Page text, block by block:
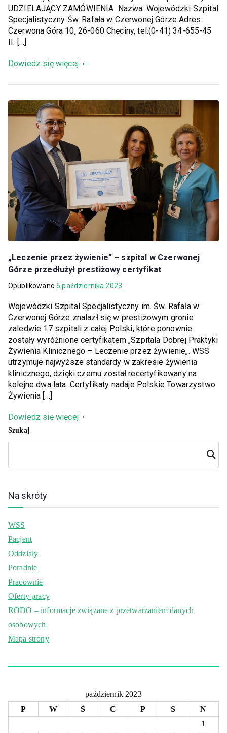
UDZIELAJĄCY ZAMÓWIENIA Nazwa: Wojewódzki Szpital
Specjalistyczny Św. Rafała w Czerwonej Górze Adres:
Czerwona Góra 10, 26-060 Chęciny, tel:(0-41) 34-655-45
II. […]
Dowiedz się więcej
„Leczenie przez żywienie” – szpital w Czerwonej
Górze przedłużył prestiżowy certyfikat
Opublikowano6 października 2023
Wojewódzki Szpital Specjalistyczny im. Św. Rafała w
Czerwonej Górze znalazł się w prestiżowym gronie
zaledwie 17 szpitali z całej Polski, które ponownie
zostały wyróżnione certyfikatem „Szpitala Dobrej Praktyki
Żywienia Klinicznego – Leczenie przez żywienie„. WSS
utrzymuje najwyższe standardy w zakresie żywienia
klinicznego, dzięki czemu został recertyfikowany na
kolejne dwa lata. Certyfikaty nadaje Polskie Towarzystwo
Żywienia […]
Dowiedz się więcej
Szukaj
Szuka
j
Na skróty
WSS
Pacjent
Oddziały
Poradnie
Pracownie
Oferty pracy
RODO – informacje związane z przetwarzaniem danych
osobowych
Mapa strony
październik 2023
P
W Ś C P S
N
1